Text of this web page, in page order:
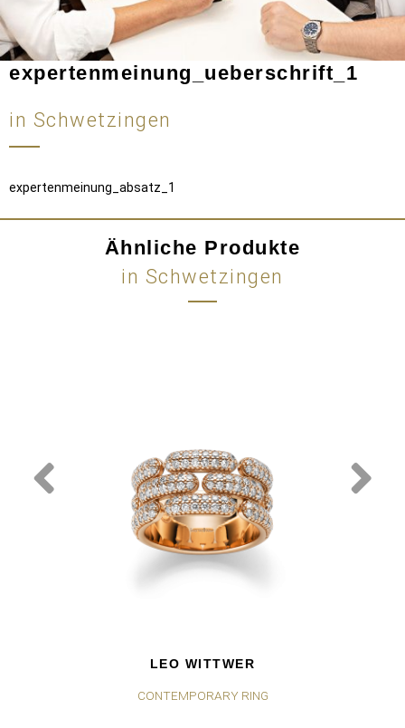
expertenmeinung_ueberschrift_1
in Schwetzingen
expertenmeinung_absatz_1
Ähnliche Produkte
in Schwetzingen
LEO WITTWER
CONTEMPORARY RING